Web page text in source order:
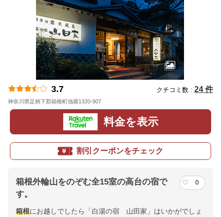
3.7 クチコミ数 : 24 件
神奈川県足柄下郡箱根町強羅1320-907
料金を表示
割引クーポンをチェック
箱根外輪山をのぞむ全15室の高台の宿で
す。
0
箱根にお越しでしたら「白湯の宿 山田家」はいかがでしょ